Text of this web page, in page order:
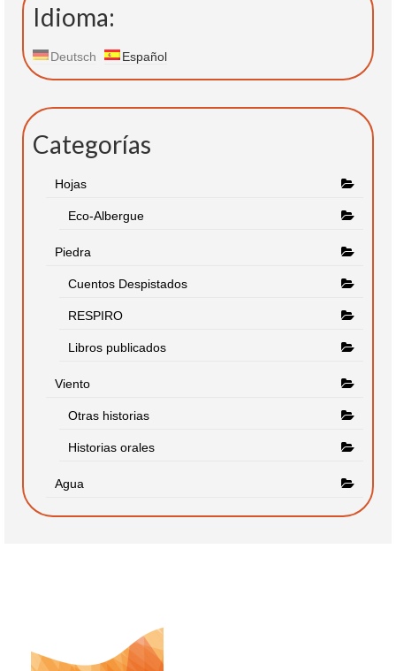
Idioma:
Deutsch Español
Categorías
Hojas
Eco-Albergue
Piedra
Cuentos Despistados
RESPIRO
Libros publicados
Viento
Otras historias
Historias orales
Agua